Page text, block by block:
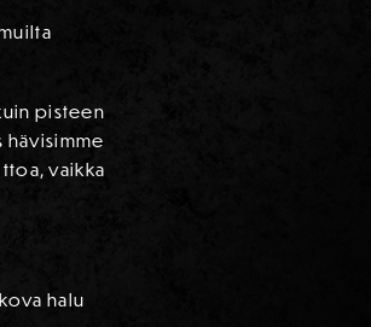
pisteen
hävisimme
vaikka
halu